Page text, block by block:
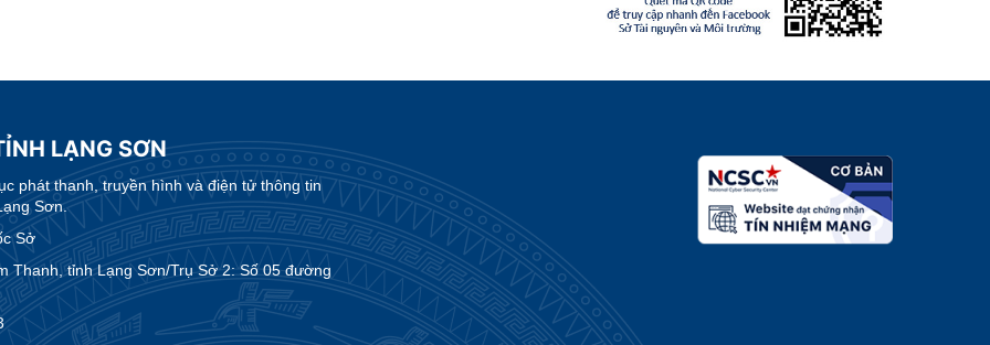
LẠNG SƠN
phát thanh, truyền hình và điện tử thông tin
Sơn.
Sở
Thanh, tỉnh Lạng Sơn/Trụ Sở 2: Số 05 đường